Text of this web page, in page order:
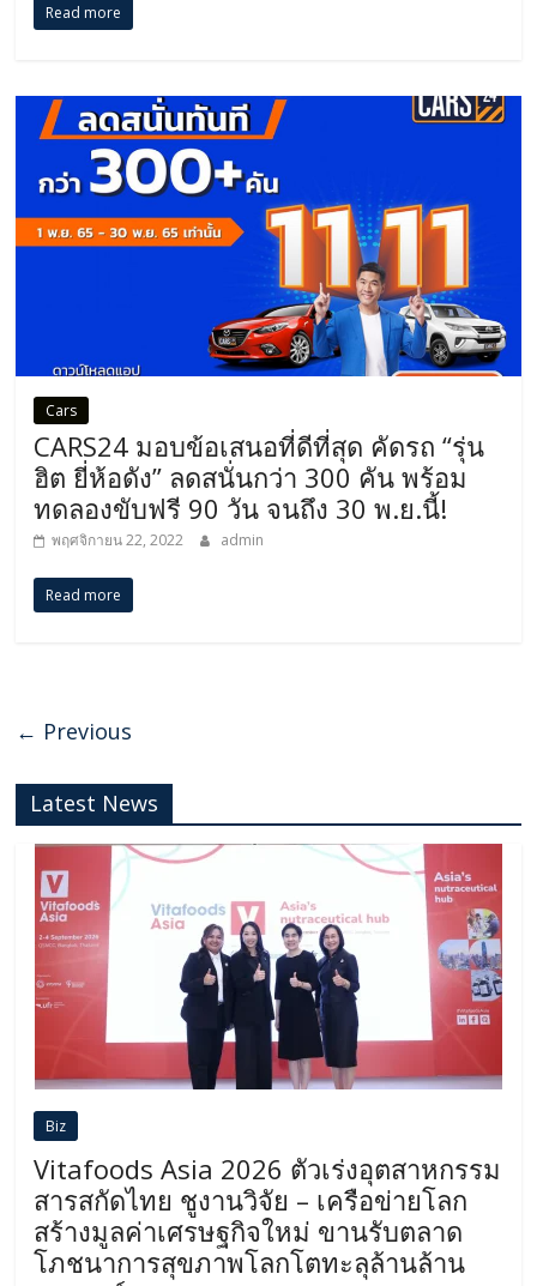
Read more
Cars
CARS24 มอบข้อเสนอที่ดีที่สุด คัดรถ “รุ่น
ฮิต ยี่ห้อดัง” ลดสนั่นกว่า 300 คัน พร้อม
ทดลองขับฟรี 90 วัน จนถึง 30 พ.ย.นี้!
พฤศจิกายน 22, 2022 admin
Read more
← Previous
Latest News
Biz
Vitafoods Asia 2026 ตัวเร่งอุตสาหกรรม
สารสกัดไทย ชูงานวิจัย – เครือข่ายโลก
สร้างมูลค่าเศรษฐกิจใหม่ ขานรับตลาด
โภชนาการสุขภาพโลกโตทะลุล้านล้าน